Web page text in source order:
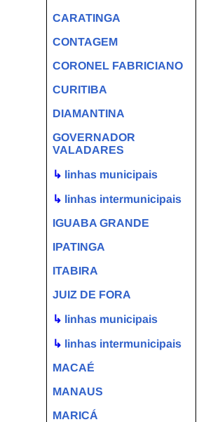
CARATINGA
CONTAGEM
CORONEL FABRICIANO
CURITIBA
DIAMANTINA
GOVERNADOR
VALADARES
↳ linhas municipais
↳ linhas intermunicipais
IGUABA GRANDE
IPATINGA
ITABIRA
JUIZ DE FORA
↳ linhas municipais
↳ linhas intermunicipais
MACAÉ
MANAUS
MARICÁ